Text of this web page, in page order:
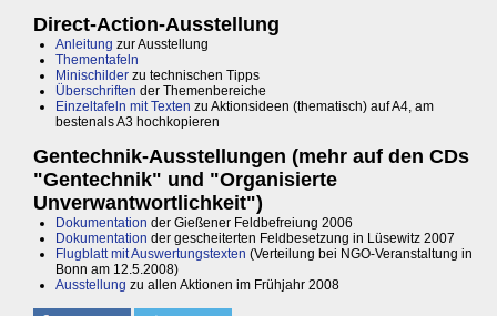
Direct-Action-Ausstellung
Anleitung zur Ausstellung
Thementafeln
Minischilder zu technischen Tipps
Überschriften der Themenbereiche
Einzeltafeln mit Texten zu Aktionsideen (thematisch) auf A4, am
bestenals A3 hochkopieren
Gentechnik-Ausstellungen (mehr auf den CDs
"Gentechnik" und "Organisierte
Unverwantwortlichkeit")
Dokumentation der Gießener Feldbefreiung 2006
Dokumentation der gescheiterten Feldbesetzung in Lüsewitz 2007
Flugblatt mit Auswertungstexten (Verteilung bei NGO-Veranstaltung in
Bonn am 12.5.2008)
Ausstellung zu allen Aktionen im Frühjahr 2008